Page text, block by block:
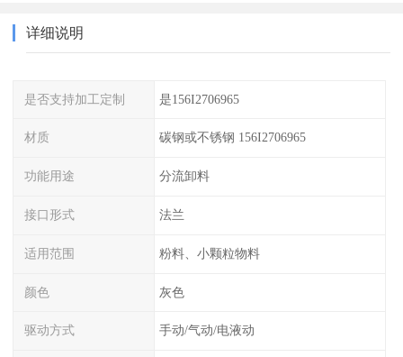
详细说明
是否支持加工定制 是156I2706965
材质 碳钢或不锈钢 156I2706965
功能用途 分流卸料
接口形式 法兰
适用范围 粉料、小颗粒物料
颜色 灰色
驱动方式 手动/气动/电液动